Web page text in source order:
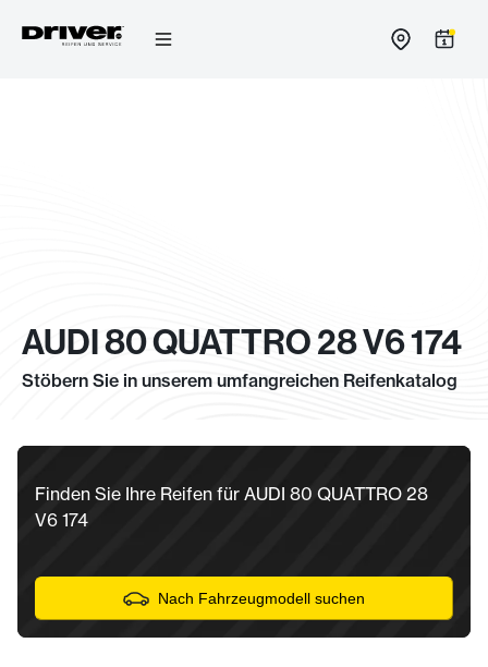
AUDI 80 QUATTRO 28 V6 174
Stöbern Sie in unserem umfangreichen Reifenkatalog
Finden Sie Ihre Reifen für AUDI 80 QUATTRO 28
V6 174
Nach Fahrzeugmodell suchen